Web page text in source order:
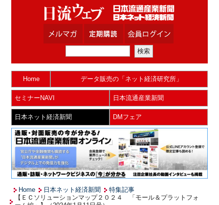
Home データ販売の「ネット経済研究所」
セミナーNAVI 日本流通産業新聞
日本ネット経済新聞 DMフェア
Home 日本ネット経済新聞
特集記事
【ＥＣソリューションマップ２０２４ 「モール＆プラットフォ